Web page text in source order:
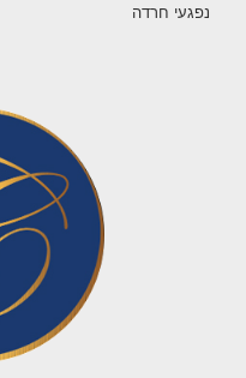
נפגעי חרדה